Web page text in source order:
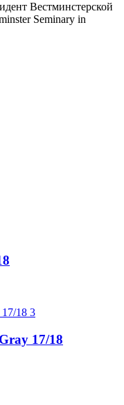
Вестминстерской
Seminary in
3
17/18